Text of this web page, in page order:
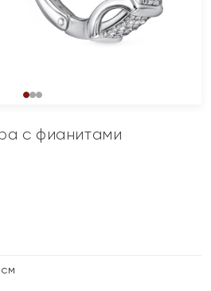
с фианитами